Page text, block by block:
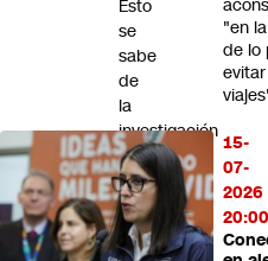
"en
de lo
15-
07-
2026
20:00
Esto
se
sabe
de
la
investigación
contra
el
PDG
Fracking